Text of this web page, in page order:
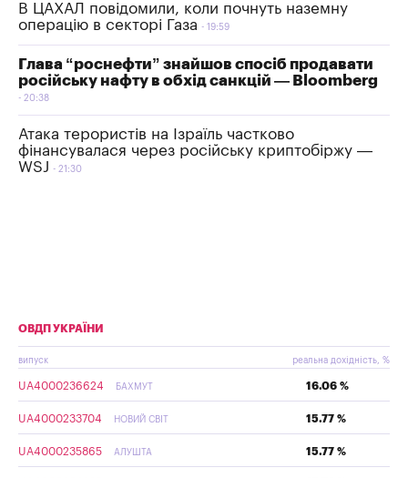
В ЦАХАЛ повідомили, коли почнуть наземну
операцію в секторі Газа
19:59
Глава “роснефти” знайшов спосіб продавати
російську нафту в обхід санкцій — Bloomberg
20:38
Атака терористів на Ізраїль частково
фінансувалася через російську криптобіржу —
WSJ
21:30
ОВДП УКРАЇНИ
випуск реальна дохідність, %
UA4000236624 БАХМУТ 16.06 %
UA4000233704 НОВИЙ СВІТ 15.77 %
UA4000235865 АЛУШТА 15.77 %